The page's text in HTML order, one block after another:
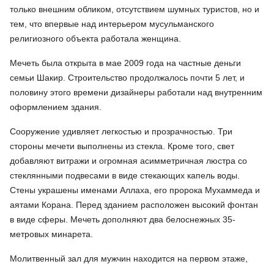
только внешним обликом, отсутствием шумных туристов, но и
тем, что впервые над интерьером мусульманского
религиозного объекта работала женщина.
Мечеть была открыта в мае 2009 года на частные деньги
семьи Шакир. Строительство продолжалось почти 5 лет, и
половину этого времени дизайнеры работали над внутренним
оформлением здания.
Сооружение удивляет легкостью и прозрачностью. Три
стороны мечети выполнены из стекла. Кроме того, свет
добавляют витражи и огромная асимметричная люстра со
стеклянными подвесами в виде стекающих капель воды.
Стены украшены именами Аллаха, его пророка Мухаммеда и
аятами Корана. Перед зданием расположен высокий фонтан
в виде сферы. Мечеть дополняют два белоснежных 35-
метровых минарета.
Молитвенный зал для мужчин находится на первом этаже,